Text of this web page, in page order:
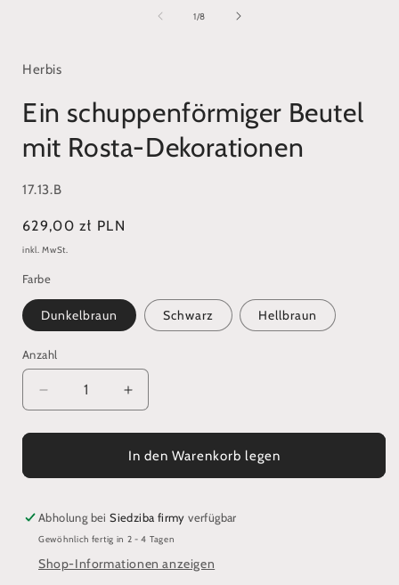
1/von
8
Herbis
Ein schuppenförmiger Beutel
mit Rosta-Dekorationen
SKU:
17.13.B
Normaler
Preis
629,00 zł PLN
inkl. MwSt.
Farbe
Dunkelbraun Schwarz Hellbraun
Anzahl
Verringere
die
Menge
Beutel
Rosta-
Dekorationen
Erhöhe
die
Menge
für
Beutel
Rosta-
Dekorationen
In den Warenkorb legen
Abholung beiSiedziba firmy verfügbar
Gewöhnlich fertig in 2 - 4 Tagen
Shop-Informationen anzeigen